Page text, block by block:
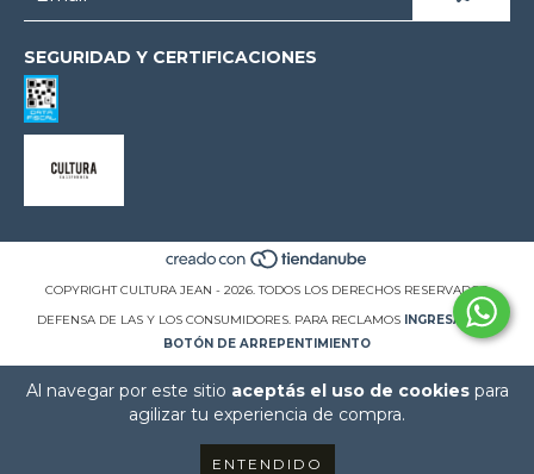
Al navegar por este sitio aceptás el uso de cookiespara
agilizar tu experiencia de compra.
ENTENDIDO
SEGURIDAD Y CERTIFICACIONES
COPYRIGHT CULTURA JEAN - 2026. TODOS LOS DERECHOS RESERVADOS.
DEFENSA DE LAS Y LOS CONSUMIDORES. PARA RECLAMOS
INGRESÁ ACÁ.
BOTÓN DE ARREPENTIMIENTO